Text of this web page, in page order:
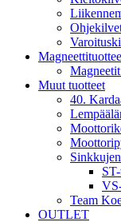
Muut tuotteet
40.
Team
OUTLET